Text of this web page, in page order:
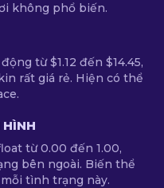
không phổ biến.
từ $1.12 đến $14.45,
rất giá rẻ. Hiện có thể
HÌNH
từ 0.00 đến 1.00,
bên ngoài. Biến thể
tình trạng này.